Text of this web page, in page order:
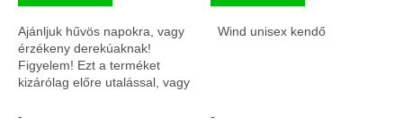
Ajánljuk hűvös napokra, vagy
érzékeny derekúaknak!
Figyelem! Ezt a terméket
kizárólag előre utalással, vagy
fizetéssel tudjuk szállítani.
-
Wind unisex kendő
-